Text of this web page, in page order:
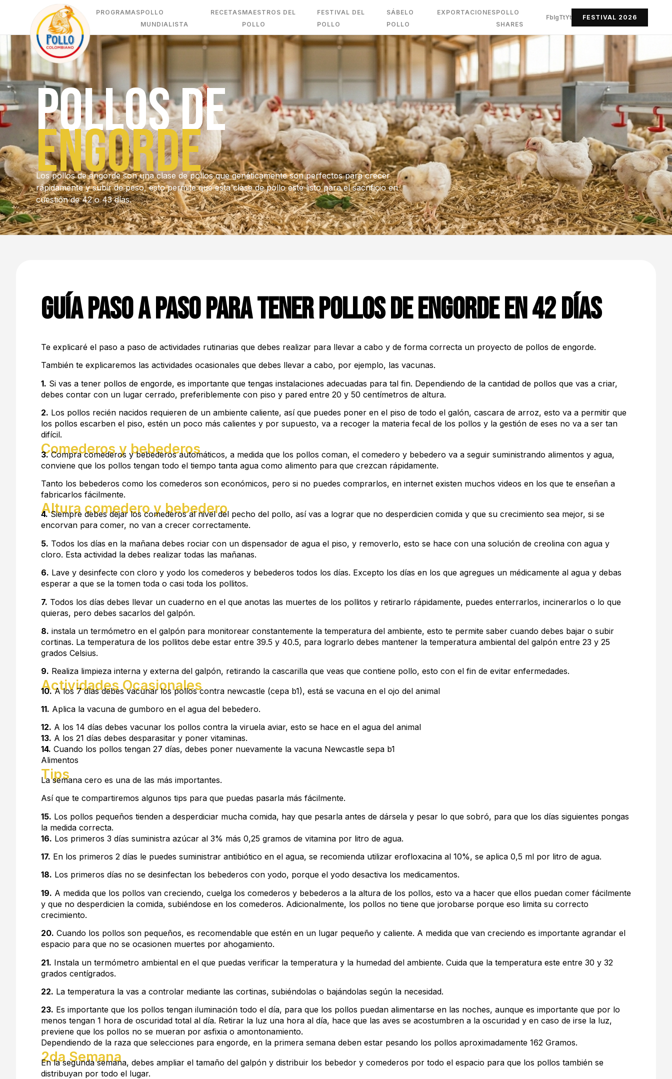
PROGRAMASPOLLO
MUNDIALISTA
RECETASMAESTROS DEL
POLLO
FESTIVAL DEL
POLLO
SÁBELO
POLLO
EXPORTACIONESPOLLO
SHARES
FbIgTtYt FESTIVAL 2026
Pollos de
engorde
Los pollos de engorde son una clase de pollos que genéticamente son perfectos para crecer
rápidamente y subir de peso, esto permite que esta clase de pollo este listo para el sacrificio en
cuestión de 42 o 43 días.
Guía paso a paso para tener pollos de engorde en 42 días
Te explicaré el paso a paso de actividades rutinarias que debes realizar para llevar a cabo y de forma correcta un proyecto de pollos de engorde.
También te explicaremos las actividades ocasionales que debes llevar a cabo, por ejemplo, las vacunas.
1. Si vas a tener pollos de engorde, es importante que tengas instalaciones adecuadas para tal fin. Dependiendo de la cantidad de pollos que vas a criar,
debes contar con un lugar cerrado, preferiblemente con piso y pared entre 20 y 50 centímetros de altura.
2. Los pollos recién nacidos requieren de un ambiente caliente, así que puedes poner en el piso de todo el galón, cascara de arroz, esto va a permitir que
los pollos escarben el piso, estén un poco más calientes y por supuesto, va a recoger la materia fecal de los pollos y la gestión de eses no va a ser tan
difícil.
Comederos y bebederos
3.Compra comederos y bebederos automáticos, a medida que los pollos coman, el comedero y bebedero va a seguir suministrando alimentos y agua,
conviene que los pollos tengan todo el tiempo tanta agua como alimento para que crezcan rápidamente.
Tanto los bebederos como los comederos son económicos, pero si no puedes comprarlos, en internet existen muchos videos en los que te enseñan a
fabricarlos fácilmente.
Altura comedero y bebedero
4.Siempre debes dejar los comederos al nivel del pecho del pollo, así vas a lograr que no desperdicien comida y que su crecimiento sea mejor, si se
encorvan para comer, no van a crecer correctamente.
5. Todos los días en la mañana debes rociar con un dispensador de agua el piso, y removerlo, esto se hace con una solución de creolina con agua y
cloro. Esta actividad la debes realizar todas las mañanas.
6. Lave y desinfecte con cloro y yodo los comederos y bebederos todos los días. Excepto los días en los que agregues un médicamente al agua y debas
esperar a que se la tomen toda o casi toda los pollitos.
7. Todos los días debes llevar un cuaderno en el que anotas las muertes de los pollitos y retirarlo rápidamente, puedes enterrarlos, incinerarlos o lo que
quieras, pero debes sacarlos del galpón.
8. instala un termómetro en el galpón para monitorear constantemente la temperatura del ambiente, esto te permite saber cuando debes bajar o subir
cortinas. La temperatura de los pollitos debe estar entre 39.5 y 40.5, para lograrlo debes mantener la temperatura ambiental del galpón entre 23 y 25
grados Celsius.
9. Realiza limpieza interna y externa del galpón, retirando la cascarilla que veas que contiene pollo, esto con el fin de evitar enfermedades.
Actividades Ocasionales
10.A los 7 días debes vacunar los pollos contra newcastle (cepa b1), está se vacuna en el ojo del animal
11. Aplica la vacuna de gumboro en el agua del bebedero.
12. A los 14 días debes vacunar los pollos contra la viruela aviar, esto se hace en el agua del animal
13. A los 21 días debes desparasitar y poner vitaminas.
14. Cuando los pollos tengan 27 días, debes poner nuevamente la vacuna Newcastle sepa b1
Alimentos
Tips
La semana cero es una de las más importantes.
Así que te compartiremos algunos tips para que puedas pasarla más fácilmente.
15. Los pollos pequeños tienden a desperdiciar mucha comida, hay que pesarla antes de dársela y pesar lo que sobró, para que los días siguientes pongas
la medida correcta.
16. Los primeros 3 días suministra azúcar al 3% más 0,25 gramos de vitamina por litro de agua.
17. En los primeros 2 días le puedes suministrar antibiótico en el agua, se recomienda utilizar erofloxacina al 10%, se aplica 0,5 ml por litro de agua.
18. Los primeros días no se desinfectan los bebederos con yodo, porque el yodo desactiva los medicamentos.
19. A medida que los pollos van creciendo, cuelga los comederos y bebederos a la altura de los pollos, esto va a hacer que ellos puedan comer fácilmente
y que no desperdicien la comida, subiéndose en los comederos. Adicionalmente, los pollos no tiene que jorobarse porque eso limita su correcto
crecimiento.
20. Cuando los pollos son pequeños, es recomendable que estén en un lugar pequeño y caliente. A medida que van creciendo es importante agrandar el
espacio para que no se ocasionen muertes por ahogamiento.
21. Instala un termómetro ambiental en el que puedas verificar la temperatura y la humedad del ambiente. Cuida que la temperatura este entre 30 y 32
grados centígrados.
22. La temperatura la vas a controlar mediante las cortinas, subiéndolas o bajándolas según la necesidad.
23. Es importante que los pollos tengan iluminación todo el día, para que los pollos puedan alimentarse en las noches, aunque es importante que por lo
menos tengan 1 hora de oscuridad total al día. Retirar la luz una hora al día, hace que las aves se acostumbren a la oscuridad y en caso de irse la luz,
previene que los pollos no se mueran por asfixia o amontonamiento.
Dependiendo de la raza que selecciones para engorde, en la primera semana deben estar pesando los pollos aproximadamente 162 Gramos.
2da Semana
En la segunda semana, debes ampliar el tamaño del galpón y distribuir los bebedor y comederos por todo el espacio para que los pollos también se
distribuyan por todo el lugar.